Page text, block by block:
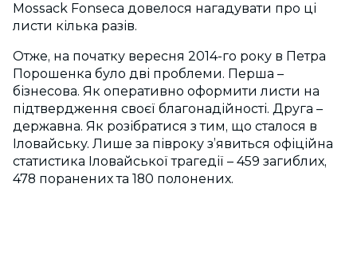
Mossack Fonseca довелося нагадувати про ці
листи кілька разів.
Отже, на початку вересня 2014-го року в Петра
Порошенка було дві проблеми. Перша –
бізнесова. Як оперативно оформити листи на
підтвердження своєї благонадійності. Друга –
державна. Як розібратися з тим, що сталося в
Іловайську. Лише за півроку з’явиться офіційна
статистика Іловайської трагедії – 459 загиблих,
478 поранених та 180 полонених.